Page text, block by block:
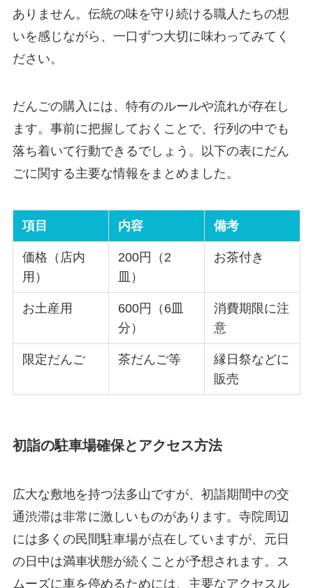
ありません。伝統の味を守り続ける職人たちの想
いを感じながら、一口ずつ大切に味わってみてく
ださい。
だんごの購入には、特有のルールや流れが存在し
ます。事前に把握しておくことで、行列の中でも
落ち着いて行動できるでしょう。以下の表にだん
ごに関する主要な情報をまとめました。
項目 内容 備考
価格（店内
用）
200円（2
皿）
お茶付き
お土産用
600円（6皿
分）
消費期限に注
意
限定だんご 茶だんご等
縁日祭などに
販売
初詣の駐車場確保とアクセス方法
広大な敷地を持つ法多山ですが、初詣期間中の交
通渋滞は非常に激しいものがあります。寺院周辺
には多くの民間駐車場が点在していますが、元日
の日中は満車状態が続くことが予想されます。ス
ムーズに車を停めるためには、主要なアクセスル